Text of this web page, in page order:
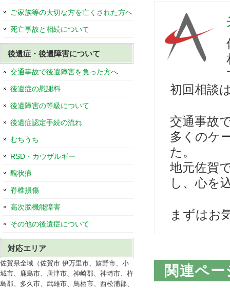
初回相談
交通事故
多くのケ
た。
地元佐賀
し、心を
まずはお
関連ペ
ご家族等の大切な方を亡くされた方へ
死亡事故と相続について
後遺症・後遺障害について
交通事故で後遺障害を負った方へ
後遺症の慰謝料
後遺障害の等級について
後遺症認定手続の流れ
むちうち
RSD・カウザルギー
醜状痕
脊椎損傷
高次脳機能障害
その他の後遺症について
対応エリア
佐賀県全域（佐賀市 伊万里市、嬉野市、小
城市、鹿島市、唐津市、神崎郡、神埼市、杵
島郡、多久市、武雄市、鳥栖市、西松浦郡、